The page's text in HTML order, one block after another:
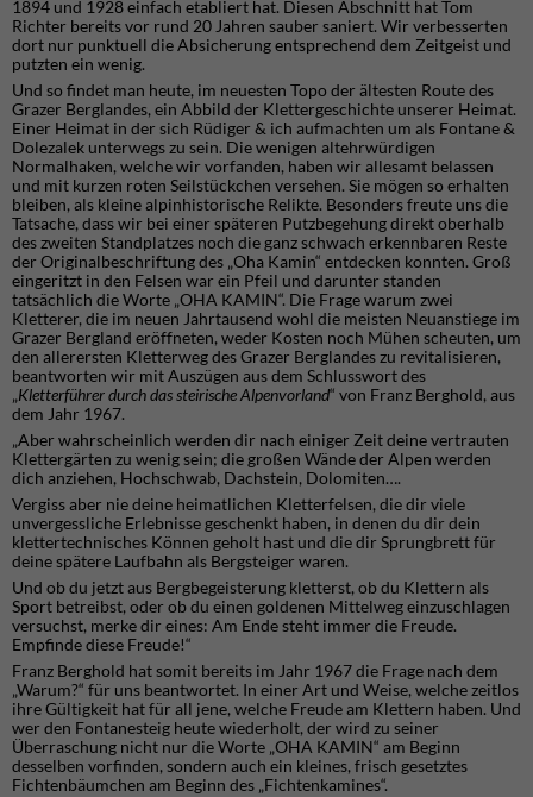
1894 und 1928 einfach etabliert hat. Diesen Abschnitt hat Tom
Richter bereits vor rund 20 Jahren sauber saniert. Wir verbesserten
dort nur punktuell die Absicherung entsprechend dem Zeitgeist und
putzten ein wenig.
Und so findet man heute, im neuesten Topo der ältesten Route des
Grazer Berglandes, ein Abbild der Klettergeschichte unserer Heimat.
Einer Heimat in der sich Rüdiger & ich aufmachten um als Fontane &
Dolezalek unterwegs zu sein. Die wenigen altehrwürdigen
Normalhaken, welche wir vorfanden, haben wir allesamt belassen
und mit kurzen roten Seilstückchen versehen. Sie mögen so erhalten
bleiben, als kleine alpinhistorische Relikte. Besonders freute uns die
Tatsache, dass wir bei einer späteren Putzbegehung direkt oberhalb
des zweiten Standplatzes noch die ganz schwach erkennbaren Reste
der Originalbeschriftung des „Oha Kamin“ entdecken konnten. Groß
eingeritzt in den Felsen war ein Pfeil und darunter standen
tatsächlich die Worte „OHA KAMIN“. Die Frage warum zwei
Kletterer, die im neuen Jahrtausend wohl die meisten Neuanstiege im
Grazer Bergland eröffneten, weder Kosten noch Mühen scheuten, um
den allerersten Kletterweg des Grazer Berglandes zu revitalisieren,
beantworten wir mit Auszügen aus dem Schlusswort des
„Kletterführer durch das steirische Alpenvorland“ von Franz Berghold, aus
dem Jahr 1967.
„Aber wahrscheinlich werden dir nach einiger Zeit deine vertrauten
Klettergärten zu wenig sein; die großen Wände der Alpen werden
dich anziehen, Hochschwab, Dachstein, Dolomiten….
Vergiss aber nie deine heimatlichen Kletterfelsen, die dir viele
unvergessliche Erlebnisse geschenkt haben, in denen du dir dein
klettertechnisches Können geholt hast und die dir Sprungbrett für
deine spätere Laufbahn als Bergsteiger waren.
Und ob du jetzt aus Bergbegeisterung kletterst, ob du Klettern als
Sport betreibst, oder ob du einen goldenen Mittelweg einzuschlagen
versuchst, merke dir eines: Am Ende steht immer die Freude.
Empfinde diese Freude!“
Franz Berghold hat somit bereits im Jahr 1967 die Frage nach dem
„Warum?“ für uns beantwortet. In einer Art und Weise, welche zeitlos
ihre Gültigkeit hat für all jene, welche Freude am Klettern haben. Und
wer den Fontanesteig heute wiederholt, der wird zu seiner
Überraschung nicht nur die Worte „OHA KAMIN“ am Beginn
desselben vorfinden, sondern auch ein kleines, frisch gesetztes
Fichtenbäumchen am Beginn des „Fichtenkamines“.